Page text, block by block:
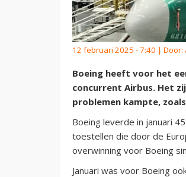
12 februari 2025 - 7:40 | Door:
Boeing heeft voor het
concurrent Airbus. Het
problemen kampte,
Boeing leverde in januari
toestellen die door de
overwinning voor Boeing
Januari was voor Boeing